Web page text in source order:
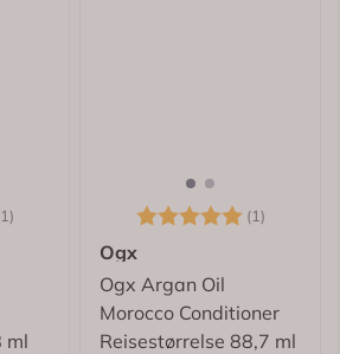
5.0 av 5 mulige
ml
Karakter: (1)
Ogx
Ogx Argan Oil
Morocco Conditioner
Reisestørrelse 88,7 ml